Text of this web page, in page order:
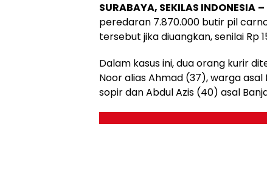
SURABAYA, SEKILAS INDONESIA –
peredaran 7.870.000 butir pil
tersebut jika diuangkan, senilai Rp
Dalam kasus ini, dua orang kurir
Noor alias Ahmad (37), warga
sopir dan Abdul Azis (40) asal